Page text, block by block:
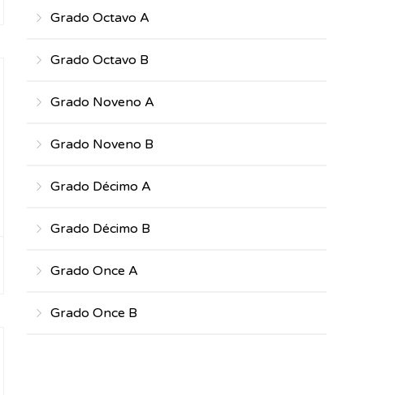
Grado Octavo A
Grado Octavo B
Grado Noveno A
Grado Noveno B
Grado Décimo A
Grado Décimo B
Grado Once A
Grado Once B